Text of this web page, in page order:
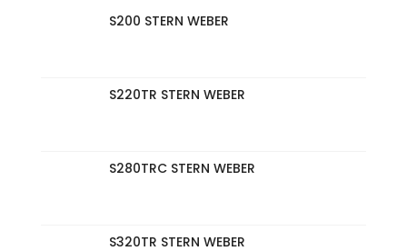
S200 STERN WEBER
S220TR STERN WEBER
S280TRC STERN WEBER
S320TR STERN WEBER